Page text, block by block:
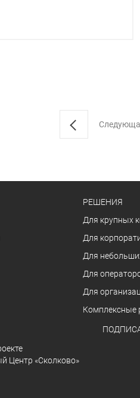
РЕШЕНИЯ
Для крупных
Для
Для
Для
Для
Комплексные
Центр «Сколково»